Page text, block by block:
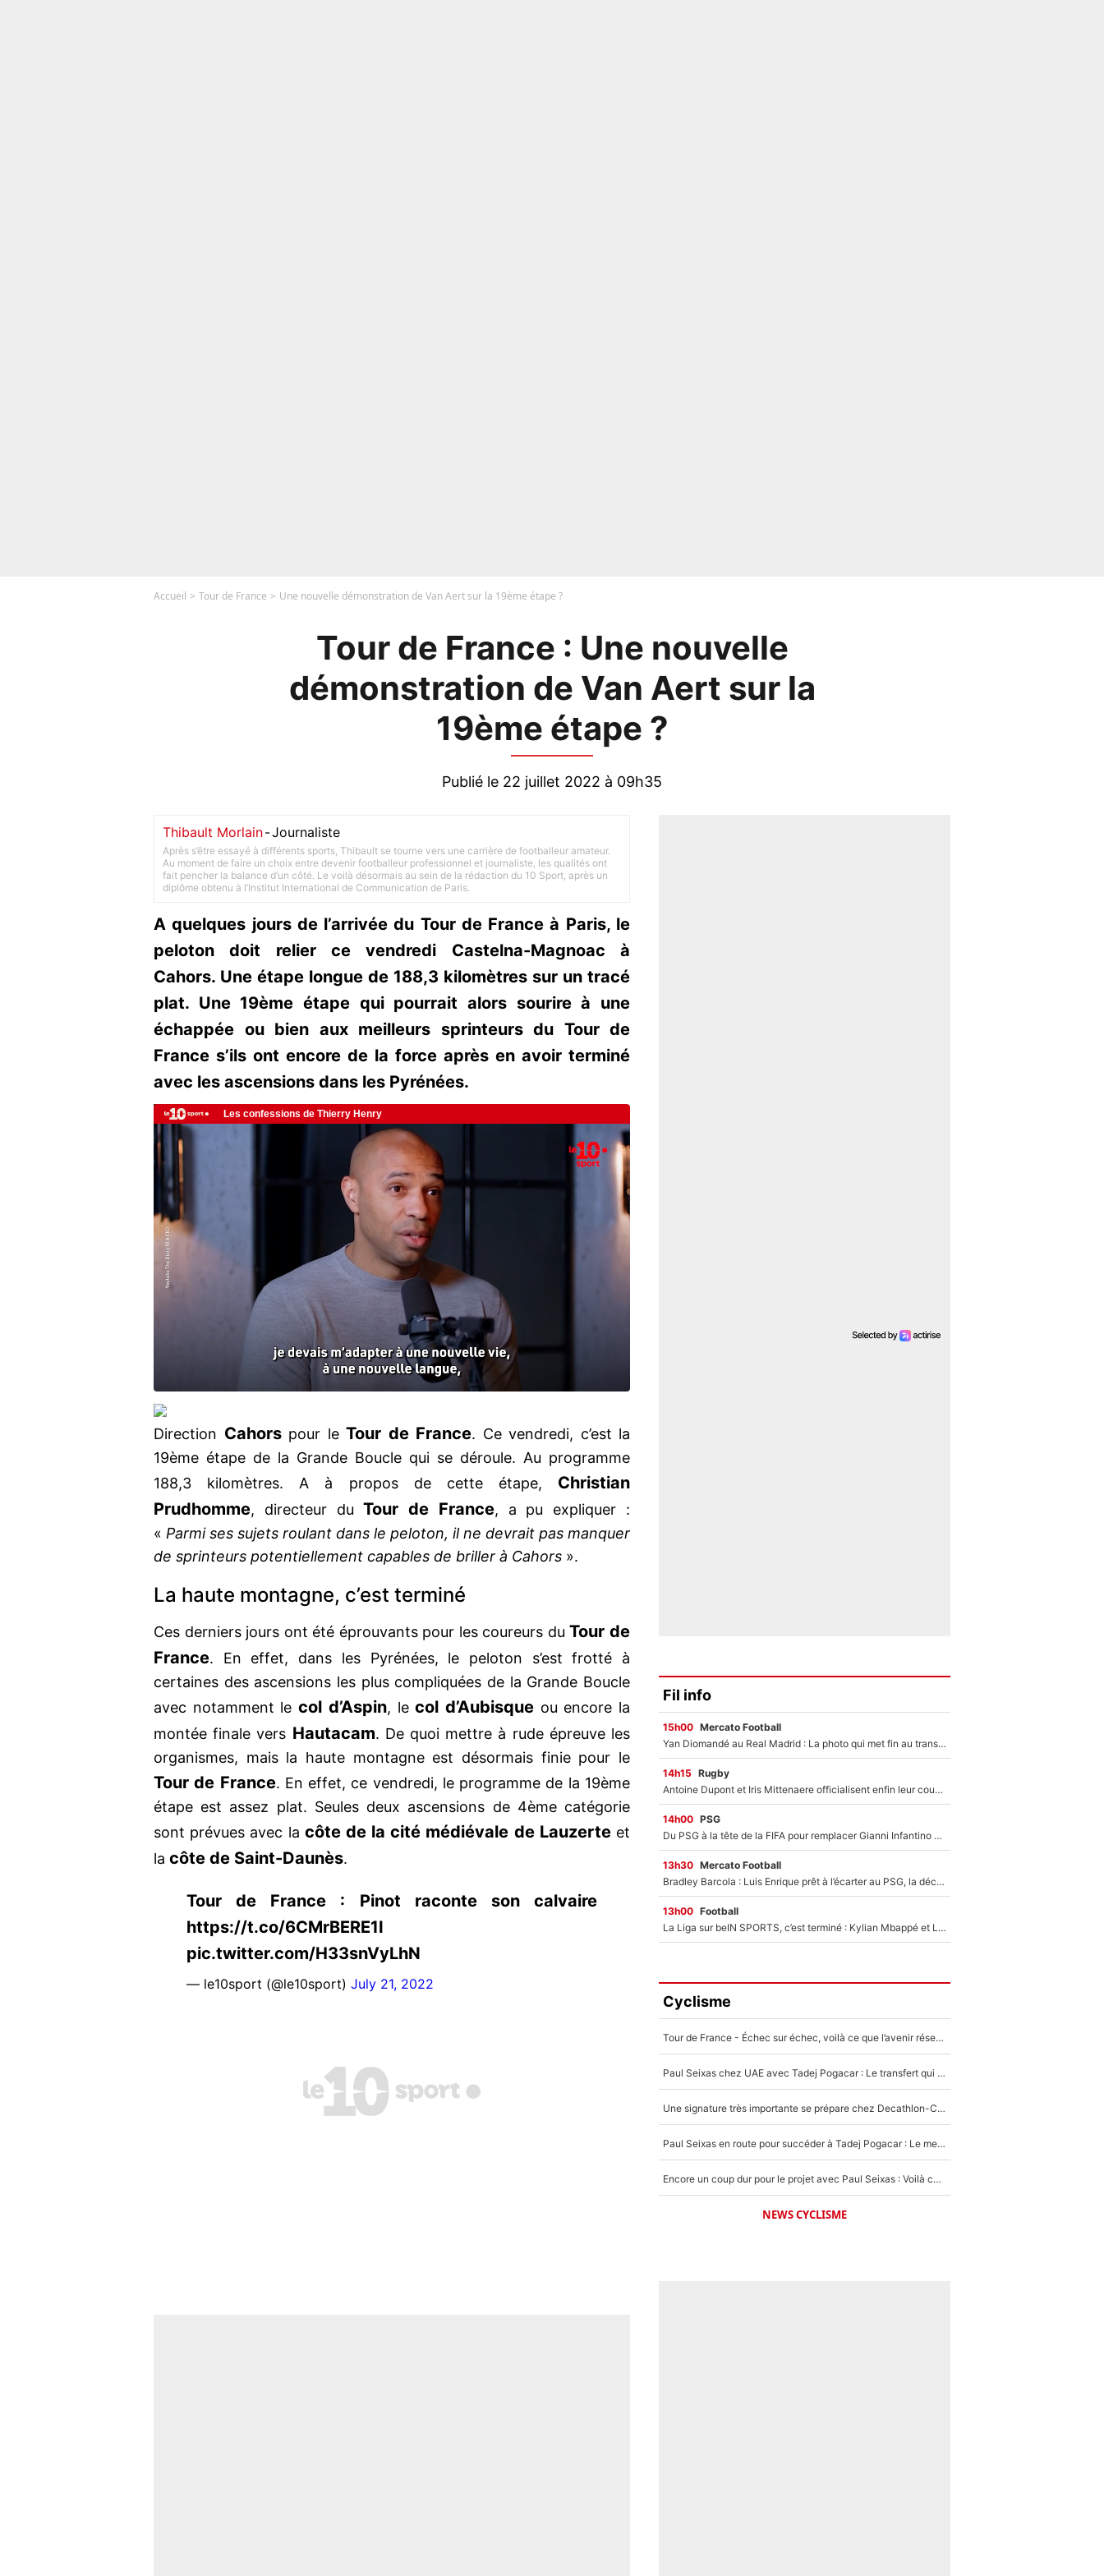
Accueil Tour de France Une nouvelle démonstration de Van Aert sur la 19ème étape ?
Tour de France : Une nouvelle
démonstration de Van Aert sur la
19ème étape ?
Publié le 22 juillet 2022 à 09h35
Thibault Morlain-Journaliste
Après s’être essayé à différents sports, Thibault se tourne vers une carrière de footballeur amateur.
Au moment de faire un choix entre devenir footballeur professionnel et journaliste, les qualités ont
fait pencher la balance d’un côté. Le voilà désormais au sein de la rédaction du 10 Sport, après un
diplôme obtenu à l’Institut International de Communication de Paris.
A quelques jours de l’arrivée du Tour de France à Paris, le
peloton doit relier ce vendredi Castelna-Magnoac à
Cahors. Une étape longue de 188,3 kilomètres sur un tracé
plat. Une 19ème étape qui pourrait alors sourire à une
échappée ou bien aux meilleurs sprinteurs du Tour de
France s’ils ont encore de la force après en avoir terminé
avec les ascensions dans les Pyrénées.
Direction Cahorspour le Tour de France. Ce vendredi, c’est la
19ème étape de la Grande Boucle qui se déroule. Au programme
188,3 kilomètres. A à propos de cette étape, Christian
Prudhomme, directeur duTour de France, a pu expliquer :
« Parmi ses sujets roulant dans le peloton, il ne devrait pas manquer
de sprinteurs potentiellement capables de briller à Cahors ».
La haute montagne, c’est terminé
Ces derniers jours ont été éprouvants pour les coureurs duTour de
France. En effet, dans les Pyrénées, le peloton s’est frotté à
certaines des ascensions les plus compliquées de la Grande Boucle
avec notamment lecol d’Aspin, lecol d’Aubisqueou encore la
montée finale vers Hautacam. De quoi mettre à rude épreuve les
organismes, mais la haute montagne est désormais finie pour le
Tour de France. En effet, ce vendredi, le programme de la 19ème
étape est assez plat. Seules deux ascensions de 4ème catégorie
sont prévues avec la côte de la cité médiévale de Lauzerteet
la côte de Saint-Daunès.
Tour de France : Pinot raconte son calvaire
https://t.co/6CMrBERE1I
pic.twitter.com/H33snVyLhN
— le10sport (@le10sport) July 21, 2022
Fil info
15h00 Mercato Football
Yan Diomandé au Real Madrid : La photo qui met fin au transfert de l’été !
14h15 Rugby
Antoine Dupont et Iris Mittenaere officialisent enfin leur couple : La photo qui enflamme les réseaux sociaux
14h00 PSG
Du PSG à la tête de la FIFA pour remplacer Gianni Infantino ? «Il serait un mauvais président», le patron de la Liga s'attaque à Nasser Al-Khelaïfi !
13h30 Mercato Football
Bradley Barcola : Luis Enrique prêt à l’écarter au PSG, la décision qui va accélérer son transfert à Liverpool ?
13h00 Football
La Liga sur beIN SPORTS, c’est terminé : Kylian Mbappé et Lamine Yamal changent de chaîne, «le moment était venu d'ouvrir un nouveau chapitre»
Cyclisme
Tour de France - Échec sur échec, voilà ce que l’avenir réserve à Paul Seixas : «Tant qu’il y aura un Pogacar comme celui-là...»
Paul Seixas chez UAE avec Tadej Pogacar : Le transfert qui effraie le peloton, «c’est la pire des choses qui puisse arriver»
Une signature très importante se prépare chez Decathlon-CMA CGM pour aider Paul Seixas à gagner le Tour de France 2027
Paul Seixas en route pour succéder à Tadej Pogacar : Le meilleur est annoncé pour l’avenir de la pépite française
Encore un coup dur pour le projet avec Paul Seixas : Voilà ce qui bloque le transfert d’un coureur chez Decathlon-CMA CGM
NEWS CYCLISME